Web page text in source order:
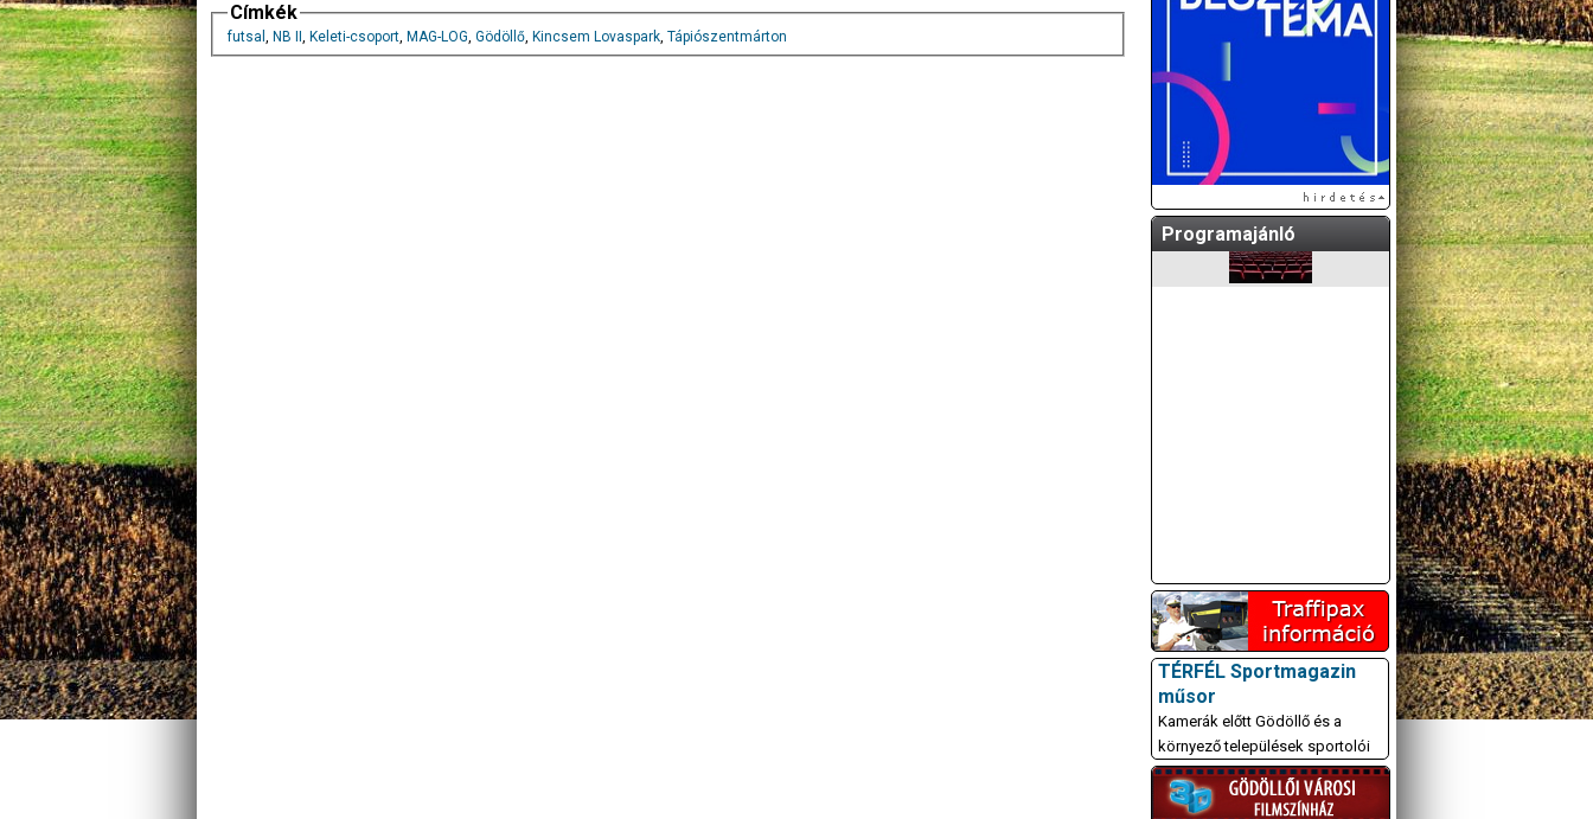
Címkék
futsal , NB II , Keleti-csoport, MAG-LOG, Gödöllő, Kincsem Lovaspark, Tápiószentmárton
Programajánló
A GÖDÖLLŐI ÉS
KULTURÁLIS- ÉS
SPORTPROGRAMOKAT
KÖZÖSSÉGI
OLDALUNKON TESSZÜK
KÖZZÉ!
TÉRFÉL Sportmagazin
műsor
Kamerák előtt Gödöllő és a
környező települések sportolói